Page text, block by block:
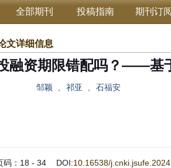
全部期刊 投稿指南 期刊订阅
文详细信息
融资期限错配吗？——基
邹颖 祁亚 石福安
码：18 - 34 DOI:10.16538/